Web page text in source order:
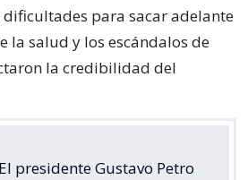
para sacar adelante
la salud y los escándalos de
la credibilidad del
presidente Gustavo Petro